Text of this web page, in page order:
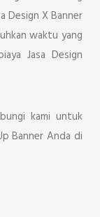
Design X Banner
waktu yang
Jasa Design
kami untuk
Banner Anda di